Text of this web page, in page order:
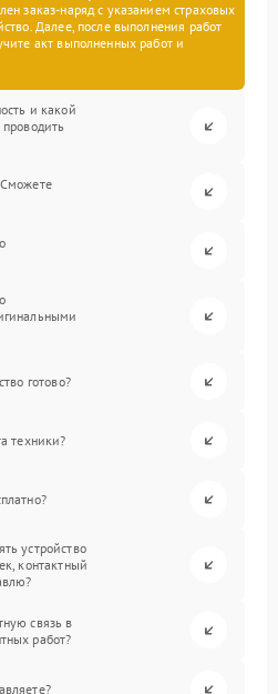
заказ-наряд с указанием страховых
Далее, после выполнения работ
акт выполненных работ и
и какой
готово?
техники?
устройство
контактный
связь в
работ?